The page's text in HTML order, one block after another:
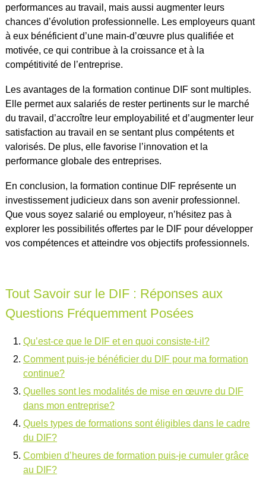
performances au travail, mais aussi augmenter leurs
chances d’évolution professionnelle. Les employeurs quant
à eux bénéficient d’une main-d’œuvre plus qualifiée et
motivée, ce qui contribue à la croissance et à la
compétitivité de l’entreprise.
Les avantages de la formation continue DIF sont multiples.
Elle permet aux salariés de rester pertinents sur le marché
du travail, d’accroître leur employabilité et d’augmenter leur
satisfaction au travail en se sentant plus compétents et
valorisés. De plus, elle favorise l’innovation et la
performance globale des entreprises.
En conclusion, la formation continue DIF représente un
investissement judicieux dans son avenir professionnel.
Que vous soyez salarié ou employeur, n’hésitez pas à
explorer les possibilités offertes par le DIF pour développer
vos compétences et atteindre vos objectifs professionnels.
Tout Savoir sur le DIF : Réponses aux
Questions Fréquemment Posées
Qu’est-ce que le DIF et en quoi consiste-t-il?
Comment puis-je bénéficier du DIF pour ma formation
continue?
Quelles sont les modalités de mise en œuvre du DIF
dans mon entreprise?
Quels types de formations sont éligibles dans le cadre
du DIF?
Combien d’heures de formation puis-je cumuler grâce
au DIF?